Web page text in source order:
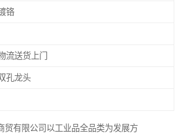
铬
流送货上门
孔龙头
贸有限公司以工业品全品类为发展方